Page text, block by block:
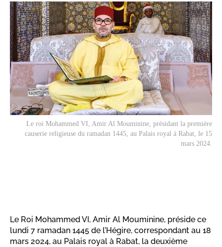
Le roi Mohammed VI, Amir Al Mouminine, présidant la première
causerie religieuse du ramadan 1445, au Palais royal à Rabat, le 15
mars 2024.
Le Roi Mohammed VI, Amir Al Mouminine, préside ce
lundi 7 ramadan 1445 de l’Hégire, correspondant au 18
mars 2024, au Palais royal à Rabat, la deuxième